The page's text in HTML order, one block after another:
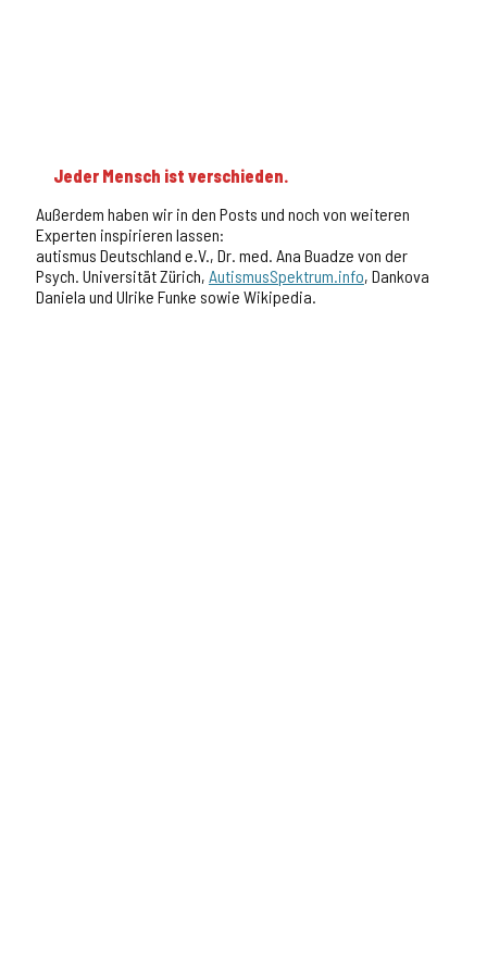
Jeder Mensch ist verschieden.
Außerdem haben wir in den Posts und noch von weiteren
Experten inspirieren lassen:
autismus Deutschland e.V., Dr. med. Ana Buadze von der
Psych. Universität Zürich, AutismusSpektrum.info, Dankova
Daniela und Ulrike Funke sowie Wikipedia.